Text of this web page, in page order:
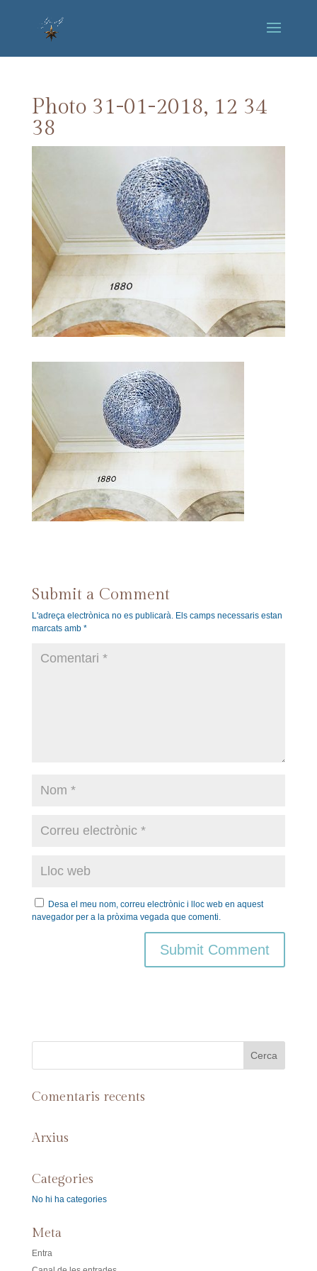
Photo 31-01-2018, 12 34
38
Submit a Comment
L'adreça electrònica no es publicarà. Els camps necessaris estan
marcats amb *
Desa el meu nom, correu electrònic i lloc web en aquest
navegador per a la pròxima vegada que comenti.
Comentaris recents
Arxius
Categories
No hi ha categories
Meta
Entra